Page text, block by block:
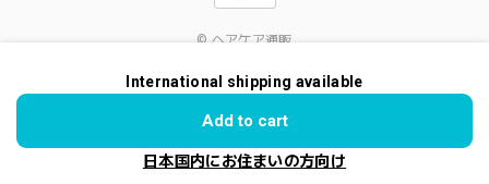
© ヘアケア通販
International shipping available
Add to cart
日本国内にお住まいの方向け